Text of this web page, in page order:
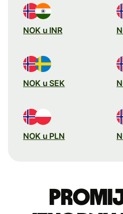
NOK u INR
NOK u SEK
NOK u PLN